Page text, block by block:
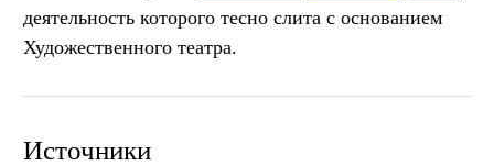
деятельность которого тесно слита с основанием
Художественного театра.
Источники